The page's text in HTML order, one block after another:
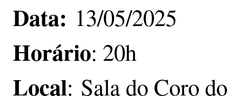
Data: 13/05/2025
Horário: 20h
Local: Sala do Coro